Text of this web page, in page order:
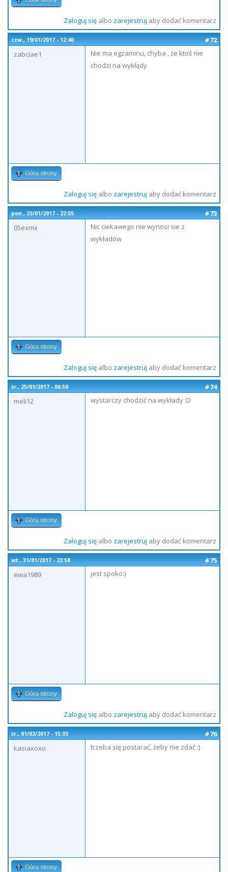
Zaloguj sięalbo zarejestruj aby dodać komentarz
czw., 19/01/2017 - 12:40
#72
zabciae1
Nie ma egzaminu, chyba , że ktoś nie
chodzi na wykłądy
Góra strony
Zaloguj sięalbo zarejestruj aby dodać komentarz
pon., 23/01/2017 - 22:55
#73
05exmx
Nic ciekawego nie wynosi sie z
wykładów
Góra strony
Zaloguj sięalbo zarejestruj aby dodać komentarz
śr., 25/01/2017 - 06:50
#74
meli12
wystarczy chodzić na wykłady :D
Góra strony
Zaloguj sięalbo zarejestruj aby dodać komentarz
wt., 31/01/2017 - 23:58
#75
ewa1989
jest spoko:)
Góra strony
Zaloguj sięalbo zarejestruj aby dodać komentarz
śr., 01/02/2017 - 15:33
#76
kasiaxoxo
trzeba się postarać, żeby nie zdać :)
Góra strony